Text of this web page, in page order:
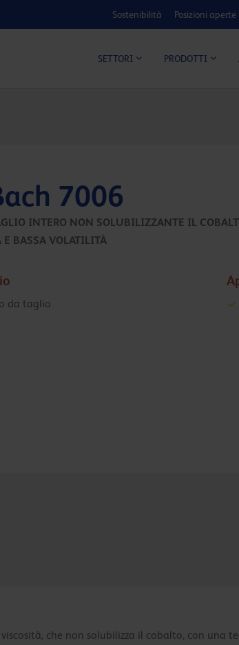
Sostenibilità Posizioni aperte
SETTORI PRODOTTI
7006
INTERO NON SOLUBILIZZANTE IL
E BASSA VOLATILITÀ
da taglio
che non solubilizza il cobalto, con